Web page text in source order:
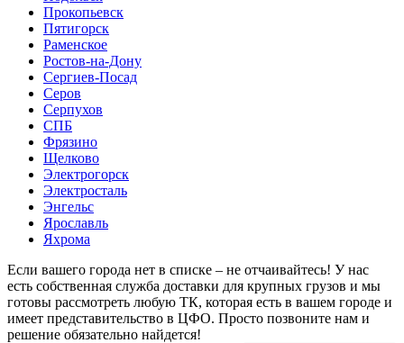
Прокопьевск
Пятигорск
Раменское
Ростов-на-Дону
Сергиев-Посад
Серов
Серпухов
СПБ
Фрязино
Щелково
Электрогорск
Электросталь
Энгельс
Ярославль
Яхрома
Если вашего города нет в списке – не отчаивайтесь! У нас
есть собственная служба доставки для крупных грузов и мы
готовы рассмотреть любую ТК, которая есть в вашем городе и
имеет представительство в ЦФО. Просто позвоните нам и
решение обязательно найдется!